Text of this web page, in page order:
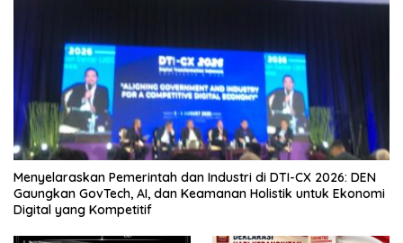
Menyelaraskan Pemerintah dan Industri di DTI-CX 2026: DEN
Gaungkan GovTech, AI, dan Keamanan Holistik untuk Ekonomi
Digital yang Kompetitif